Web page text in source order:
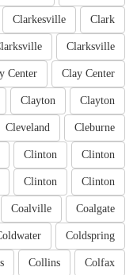
Clark
Clarkesville
Clarksville
Clay Center
Center
Clayton
Clayton
Cleburne
Cleveland
Clinton
Clinton
Clinton
Clinton
Coalgate
Coalville
Coldspring
Colfax
Collins